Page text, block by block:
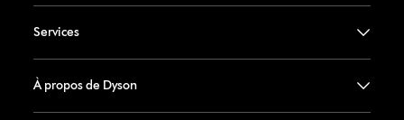
Services
À propos de Dyson